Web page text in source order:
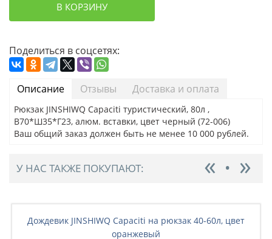
В КОРЗИНУ
Поделиться в соцсетях:
Описание Отзывы Доставка и оплата
Рюкзак JINSHIWQ Capaciti туристический, 80л ,
В70*Ш35*Г23, алюм. вставки, цвет черный (72-006)
Ваш общий заказ должен быть не менее 10 000 рублей.
У НАС ТАКЖЕ ПОКУПАЮТ:
Дождевик JINSHIWQ Capaciti на рюкзак 40-60л, цвет
оранжевый